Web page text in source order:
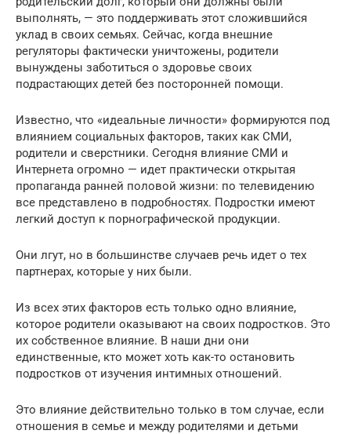
выполнять, — это поддерживать этот сложившийся
уклад в своих семьях. Сейчас, когда внешние
регуляторы фактически уничтожены, родители
вынуждены заботиться о здоровье своих
подрастающих детей без посторонней помощи.
Известно, что «идеальные личности» формируются под
влиянием социальных факторов, таких как СМИ,
родители и сверстники. Сегодня влияние СМИ и
Интернета огромно — идет практически открытая
пропаганда ранней половой жизни: по телевидению
все представлено в подробностях. Подростки имеют
легкий доступ к порнографической продукции.
Они лгут, но в большинстве случаев речь идет о тех
партнерах, которые у них были.
Из всех этих факторов есть только одно влияние,
которое родители оказывают на своих подростков. Это
их собственное влияние. В наши дни они
единственные, кто может хоть как-то остановить
подростков от изучения интимных отношений.
Это влияние действительно только в том случае, если
отношения в семье и между родителями и детьми